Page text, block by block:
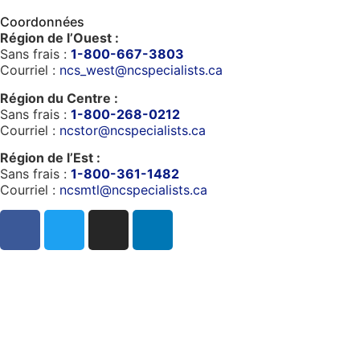
Coordonnées
Région de l’Ouest :
Sans frais : 1-800-667-3803
Courriel : ncs_west@ncspecialists.ca
Région du Centre :
Sans frais : 1-800-268-0212
Courriel : ncstor@ncspecialists.ca
Région de l’Est :
Sans frais : 1-800-361-1482
Courriel : ncsmtl@ncspecialists.ca